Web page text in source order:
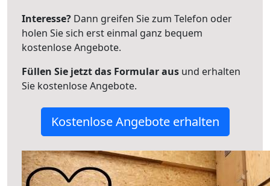
Interesse? Dann greifen Sie zum Telefon oder
holen Sie sich erst einmal ganz bequem
kostenlose Angebote.
Füllen Sie jetzt das Formular aus und erhalten
Sie kostenlose Angebote.
Kostenlose Angebote erhalten